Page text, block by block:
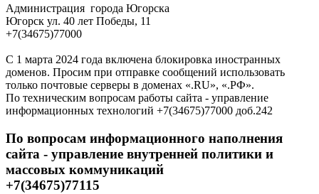
Администрация города Югорска
Югорск ул. 40 лет Победы, 11
+7(34675)77000
С 1 марта 2024 года включена блокировка иностранных
доменов. Просим при отправке сообщений использовать
только почтовые серверы в доменах «.RU», «.РФ».
По техническим вопросам работы сайта - управление
информационных технологий +7(34675)77000 доб.242
По вопросам информационного наполнения
сайта - управление внутренней политики и
массовых коммуникаций
+7(34675)77115